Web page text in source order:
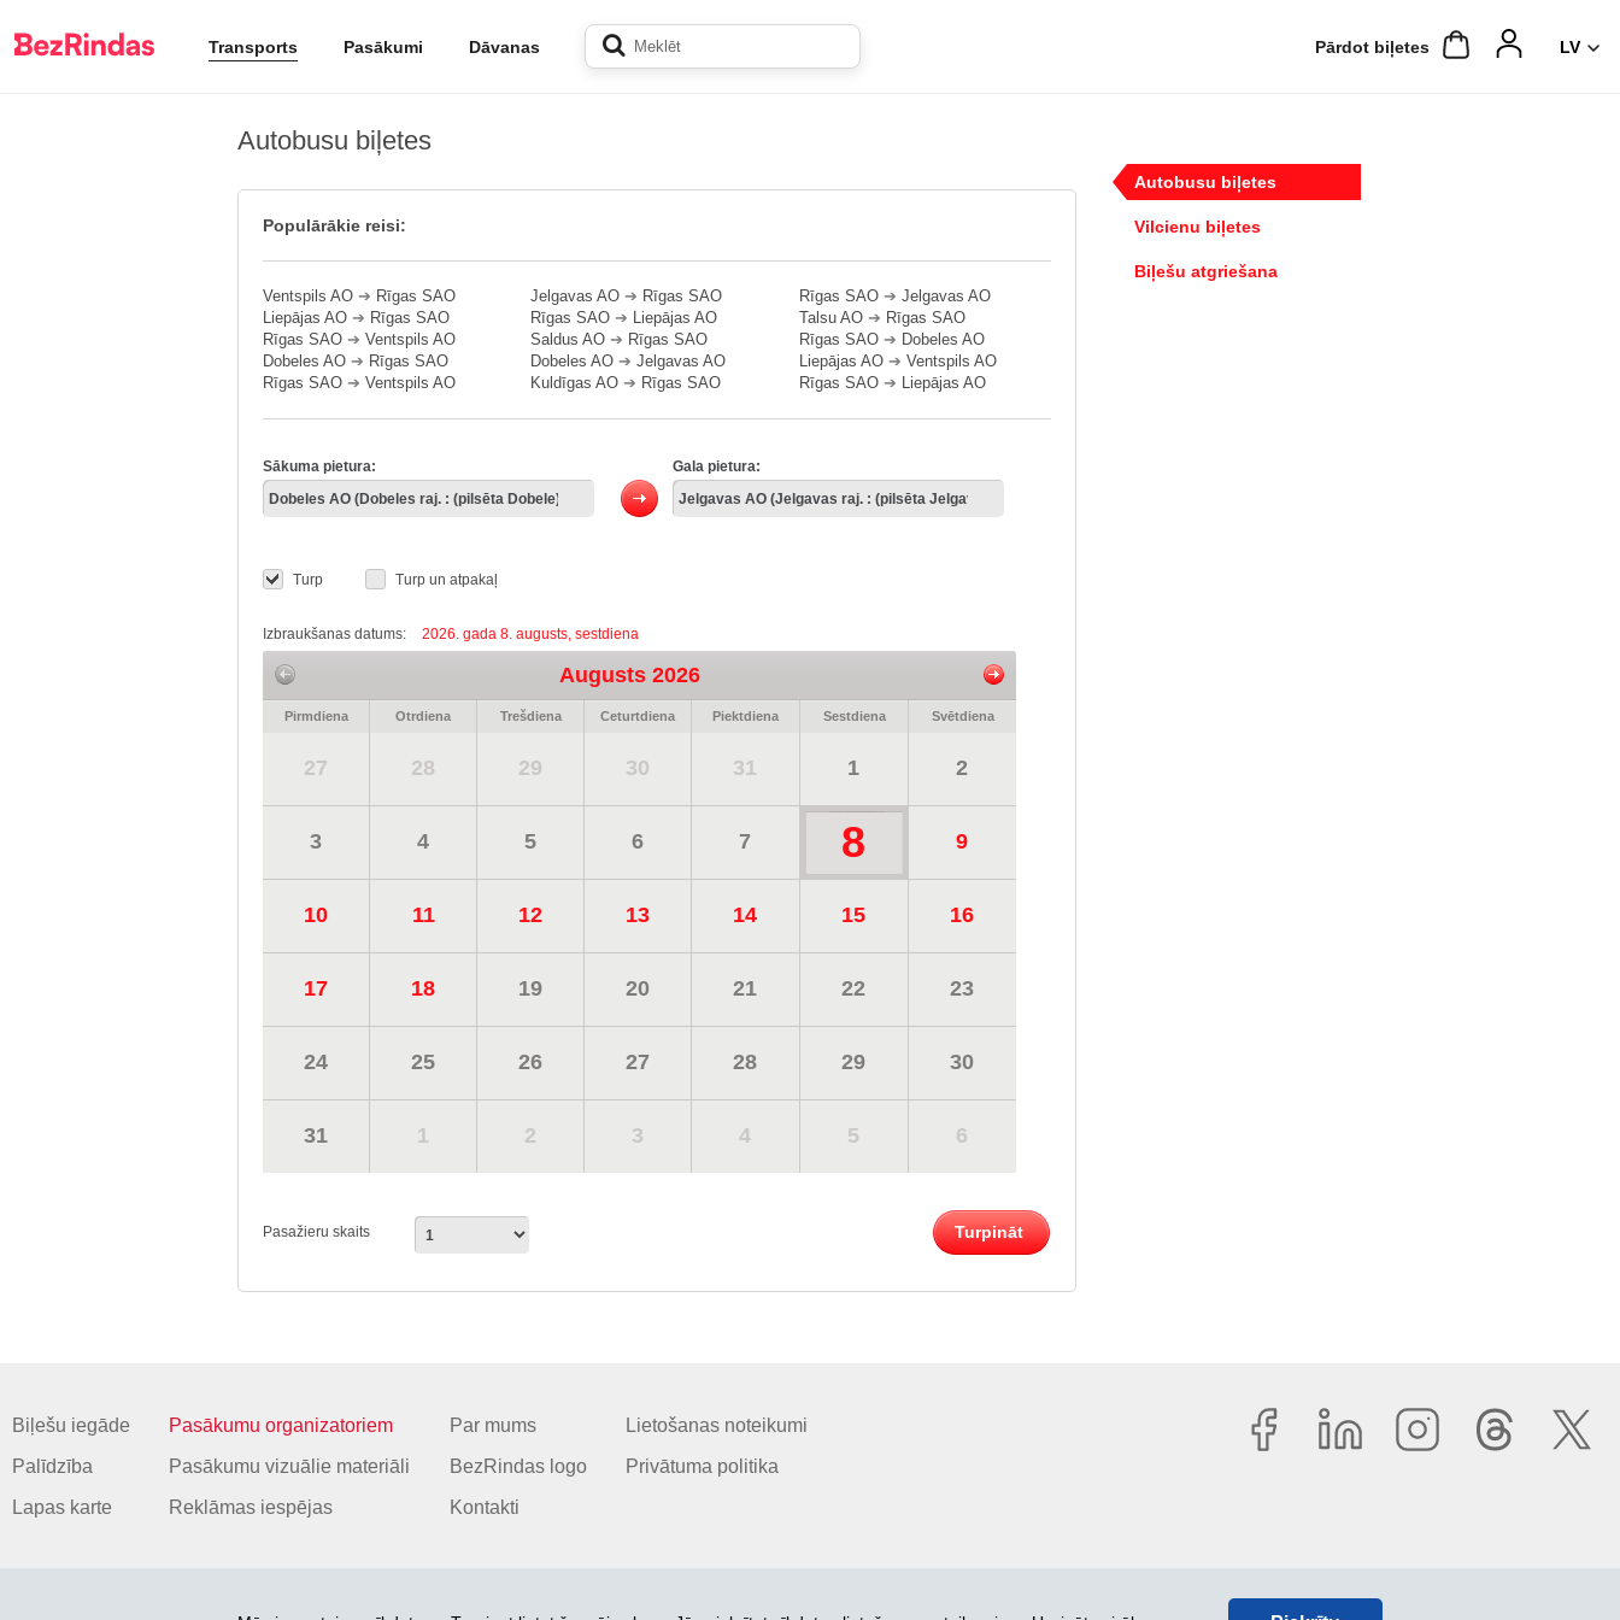
Transports Pasākumi Dāvanas Pārdot biļetes
Autobusu biļetes
Populārākie reisi:
Ventspils AO ➔ Rīgas SAO
Liepājas AO ➔ Rīgas SAO
Rīgas SAO ➔ Ventspils AO
Dobeles AO ➔ Rīgas SAO
Rīgas SAO ➔ Ventspils AO
Jelgavas AO ➔ Rīgas SAO
Rīgas SAO ➔ Liepājas AO
Saldus AO ➔ Rīgas SAO
Dobeles AO ➔Jelgavas AO
Kuldīgas AO ➔ Rīgas SAO
Rīgas SAO➔ Jelgavas AO
Talsu AO➔ Rīgas SAO
Rīgas SAO➔ Dobeles AO
Liepājas AO➔ Ventspils AO
Rīgas SAO➔ Liepājas AO
Sākuma pietura: Gala pietura:
Turp Turp un atpakaļ
Izbraukšanas datums: 2026. gada 8. augusts, sestdiena
Augusts 2026
Pirmdiena Otrdiena Trešdiena Ceturtdiena Piektdiena Sestdiena Svētdiena
27 28 29 30 31 1 2
3 4 5 6 7 8 9
10 11 12 13 14 15 16
17 18 19 20 21 22 23
24 25 26 27 28 29 30
31 1 2 3 4 5 6
Pasažieru skaits Turpināt
Autobusu biļetes
Vilcienu biļetes
Biļešu atgriešana
Biļešu iegāde
Palīdzība
Lapas karte
Pasākumu organizatoriem
Pasākumu vizuālie materiāli
Reklāmas iespējas
Par mums
BezRindas logo
Kontakti
Lietošanas noteikumi
Privātuma politika